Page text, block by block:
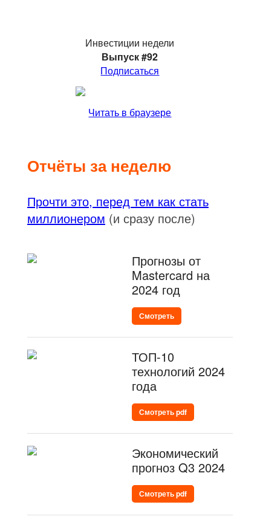
Инвестиции недели
Выпуск #92
Подписаться
Читать в браузере
Отчёты за неделю
Прочти это, перед тем как стать
миллионером (и сразу после)
Прогнозы от
Mastercard на
2024 год
Смотреть
ТОП-10
технологий 2024
года
Смотреть pdf
Экономический
прогноз Q3 2024
Смотреть pdf